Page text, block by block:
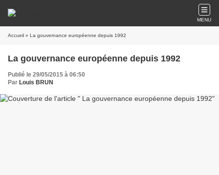
MENU
Accueil » La gouvernance européenne depuis 1992
La gouvernance européenne depuis 1992
Publié le 29/05/2015 à 06:50
Par Louis BRUN